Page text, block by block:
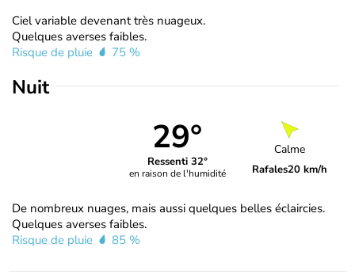
Ciel variable devenant très nuageux.
Quelques averses faibles.
Risque de pluie
75 %
Nuit
29°
Ressenti 32°
en raison de l'humidité
Calme
Rafales20 km/h
De nombreux nuages, mais aussi quelques belles éclaircies.
Quelques averses faibles.
Risque de pluie
85 %